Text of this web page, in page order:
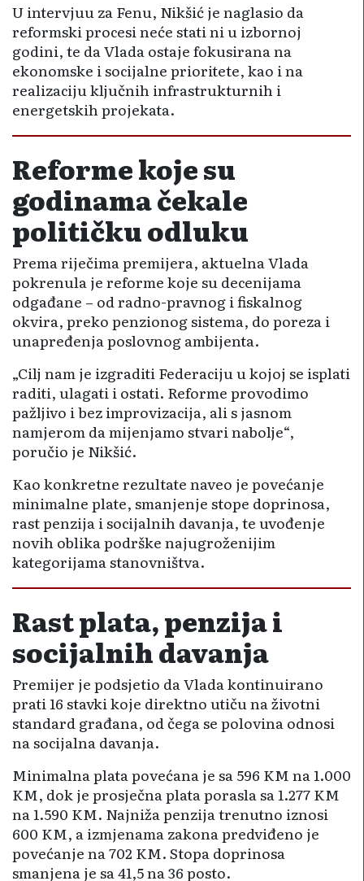
U intervjuu za Fenu, Nikšić je naglasio da
reformski procesi neće stati ni u izbornoj
godini, te da Vlada ostaje fokusirana na
ekonomske i socijalne prioritete, kao i na
realizaciju ključnih infrastrukturnih i
energetskih projekata.
Reforme koje su
godinama čekale
političku odluku
Prema riječima premijera, aktuelna Vlada
pokrenula je reforme koje su decenijama
odgađane – od radno-pravnog i fiskalnog
okvira, preko penzionog sistema, do poreza i
unapređenja poslovnog ambijenta.
„Cilj nam je izgraditi Federaciju u kojoj se isplati
raditi, ulagati i ostati. Reforme provodimo
pažljivo i bez improvizacija, ali s jasnom
namjerom da mijenjamo stvari nabolje“,
poručio je Nikšić.
Kao konkretne rezultate naveo je povećanje
minimalne plate, smanjenje stope doprinosa,
rast penzija i socijalnih davanja, te uvođenje
novih oblika podrške najugroženijim
kategorijama stanovništva.
Rast plata, penzija i
socijalnih davanja
Premijer je podsjetio da Vlada kontinuirano
prati 16 stavki koje direktno utiču na životni
standard građana, od čega se polovina odnosi
na socijalna davanja.
Minimalna plata povećana je sa 596 KM na 1.000
KM, dok je prosječna plata porasla sa 1.277 KM
na 1.590 KM. Najniža penzija trenutno iznosi
600 KM, a izmjenama zakona predviđeno je
povećanje na 702 KM. Stopa doprinosa
smanjena je sa 41,5 na 36 posto.